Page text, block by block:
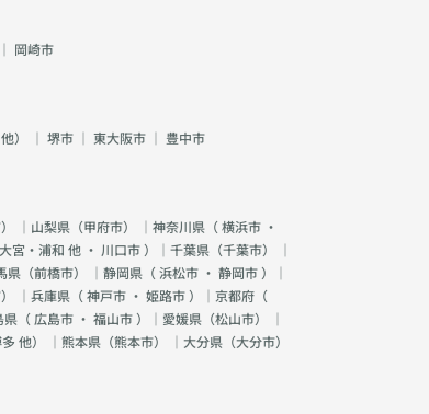
｜ 岡崎市
） ｜ 堺市 ｜ 東大阪市 ｜ 豊中市
） ｜山梨県（甲府市） ｜神奈川県（横浜市 ・
宮・浦和 他 ・ 川口市）｜千葉県（千葉市） ｜
県（前橋市） ｜静岡県（浜松市 ・ 静岡市）｜
） ｜兵庫県（神戸市 ・ 姫路市）｜京都府（
県（ 広島市 ・ 福山市）｜愛媛県（松山市） ｜
他） ｜熊本県（熊本市） ｜大分県（大分市）